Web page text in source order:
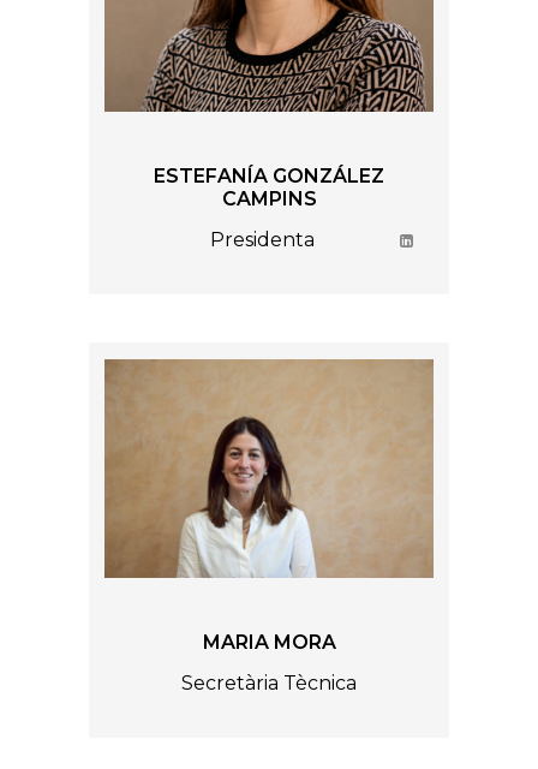
ESTEFANÍA GONZÁLEZ
CAMPINS
Presidenta
MARIA MORA
Secretària Tècnica